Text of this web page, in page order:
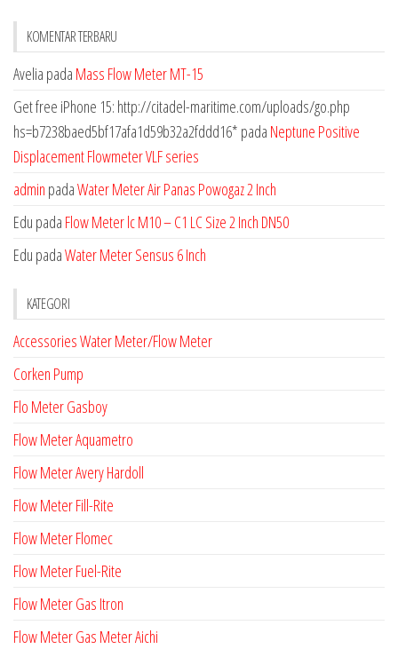
KOMENTAR TERBARU
Avelia pada Mass Flow Meter MT-15
Get free iPhone 15: http://citadel-maritime.com/uploads/go.php
hs=b7238baed5bf17afa1d59b32a2fddd16* pada Neptune Positive
Displacement Flowmeter VLF series
admin padaWater Meter Air Panas Powogaz 2 Inch
Edu pada Flow Meter lc M10 – C1 LC Size 2 Inch DN50
Edu padaWater Meter Sensus 6 Inch
KATEGORI
Accessories Water Meter/Flow Meter
Corken Pump
Flo Meter Gasboy
Flow Meter Aquametro
Flow Meter Avery Hardoll
Flow Meter Fill-Rite
Flow Meter Flomec
Flow Meter Fuel-Rite
Flow Meter Gas Itron
Flow Meter Gas Meter Aichi